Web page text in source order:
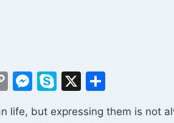
C
M S
X
life, but expressing them is not